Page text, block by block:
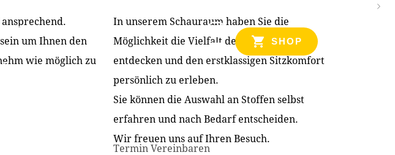
PARTNER & REFERENZEN
SHOP
um Ihnen den
wie möglich zu
In unserem Schauraum haben Sie die
Möglichkeit die Vielfalt der Produkte zu
entdecken und den erstklassigen Sitzkomfort
persönlich zu erleben.
Sie können die Auswahl an Stoffen selbst
erfahren und nach Bedarf entscheiden.
Wir freuen uns auf Ihren Besuch.
Termin Vereinbaren